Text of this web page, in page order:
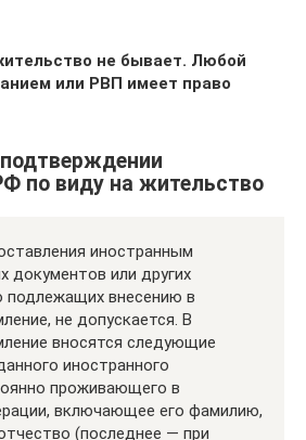
не бывает. Любой
или РВП имеет право
по виду на жительство
иностранным
документов или других
подлежащих внесению в
не допускается. В
вносятся следующие
иностранного
проживающего в
включающее его фамилию,
(последнее — при